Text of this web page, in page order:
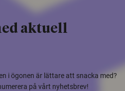
aktuell
i ögonen är lättare att snacka med?
på vårt nyhetsbrev!